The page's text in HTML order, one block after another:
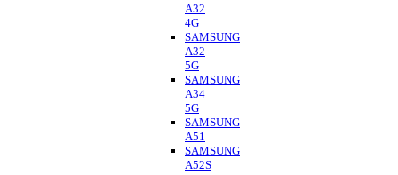
A32
4G
SAMSUNG
A32
5G
SAMSUNG
A34
5G
SAMSUNG
A51
SAMSUNG
A52S